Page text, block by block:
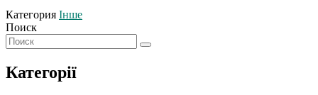
Категория Інше
Поиск
Категорії